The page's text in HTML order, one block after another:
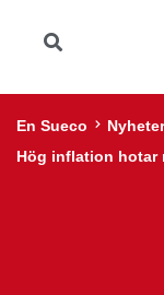
En Sueco Nyheter
Hög inflation hotar